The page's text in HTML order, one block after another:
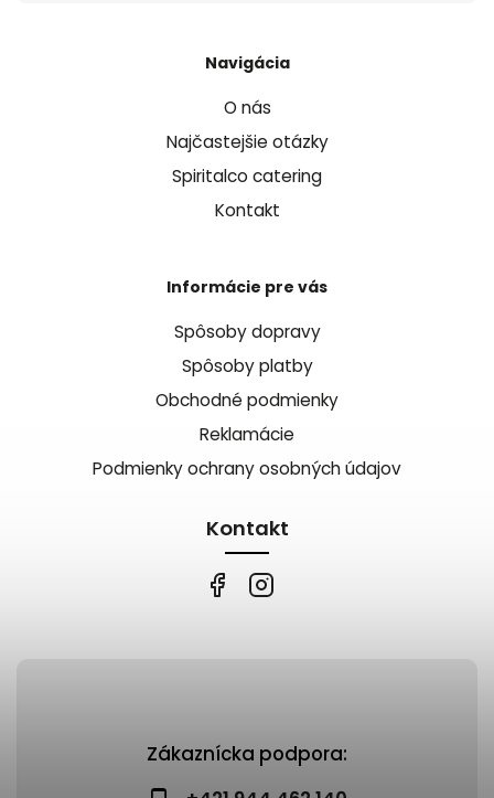
Zákaznícka podpora:
Navigácia
O nás
Najčastejšie otázky
Spiritalco catering
Kontakt
Informácie pre vás
Spôsoby dopravy
Spôsoby platby
Obchodné podmienky
Reklamácie
Podmienky ochrany osobných údajov
Kontakt